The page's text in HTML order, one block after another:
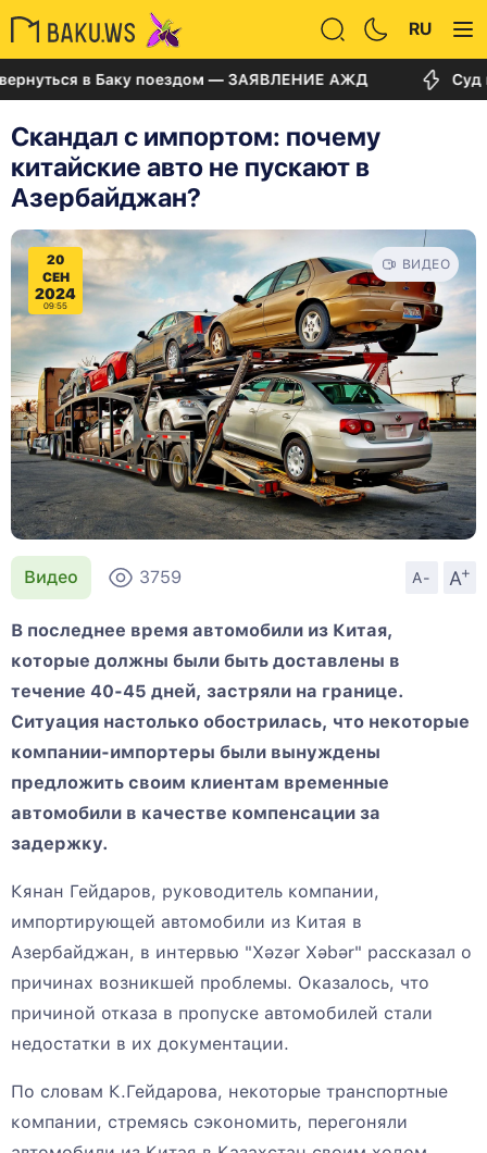
RU
в Баку поездом — ЗАЯВЛЕНИЕ АЖД Суд по
Скандал с импортом: почему
китайские авто не пускают в
Азербайджан?
20
СЕН
2024
09:55
ВИДЕО
Видео 3759 A- A
+
В последнее время автомобили из Китая,
которые должны были быть доставлены в
течение 40-45 дней, застряли на границе.
Ситуация настолько обострилась, что некоторые
компании-импортеры были вынуждены
предложить своим клиентам временные
автомобили в качестве компенсации за
задержку.
Кянан Гейдаров, руководитель компании,
импортирующей автомобили из Китая в
Азербайджан, в интервью "Xəzər Xəbər" рассказал о
причинах возникшей проблемы. Оказалось, что
причиной отказа в пропуске автомобилей стали
недостатки в их документации.
По словам К.Гейдарова, некоторые транспортные
компании, стремясь сэкономить, перегоняли